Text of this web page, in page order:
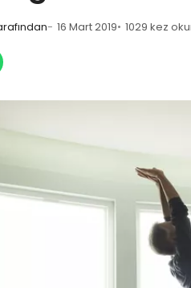
16 Mart 2019 1029 kez